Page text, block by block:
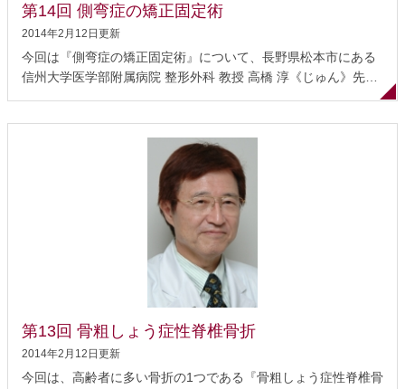
体を前に倒したりすることができるのです。 この背骨（脊...
第14回 側弯症の矯正固定術
2014年2月12日更新
今回は『側弯症の矯正固定術』について、長野県松本市にある
信州大学医学部附属病院 整形外科 教授 高橋 淳《じゅん》先生
シャリストです。 側弯症とは どのようにして発見されるのか？
どのような経過をたどるのか？ 治療について より安全で侵襲の
少ない矯正固定術 術後の経過 側弯症の手術治療について 側弯
症と言われたら 側弯症とは 背骨が柱状につながった状態を脊柱
と呼んでいます。正常の脊柱は、前あるいは後ろから見るとほ
ぼまっすぐです。これに対し、脊柱が横に曲がり、脊柱自体の
ねじれを伴う疾患が側弯症です。 側弯症の大部分は原因不明の
特発性側弯症で、学童期の後半から思春期に発生します。弯曲
の程度は国際的な指標である「コブ角（Cobb角）」を用いて診
第13回 骨粗しょう症性脊椎骨折
2014年2月12日更新
今回は、高齢者に多い骨折の1つである『骨粗しょう症性脊椎骨